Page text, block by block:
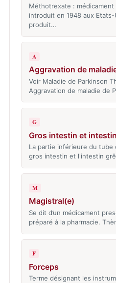
Méthotrexate : médicament
introduit en 1948 aux
produit…
A
Aggravation de
Voir Maladie de Parkinson
Aggravation de maladie de
G
Gros intestin et
La partie inférieure du tube
gros intestin et l'intestin
M
Magistral(e)
Se dit d’un médicament
préparé à la pharmacie.
F
Forceps
Terme désignant les